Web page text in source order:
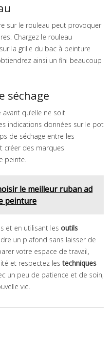
sur le rouleau peut provoquer
Chargez le rouleau
la grille du bac à peinture
ainsi un fini beaucoup
séchage
qu’elle ne soit
indications données sur le pot
de séchage entre les
créer des marques
peinte.
le meilleur ruban ad
peinture
et en utilisant les outils
un plafond sans laisser de
votre espace de travail,
et respectez lestechniques
un peu de patience et de soin,
vie.